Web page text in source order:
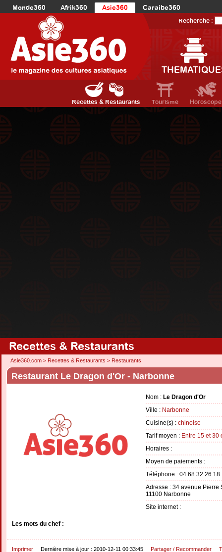
Monde360 Afrik360 Asie360
Caraibe360
Europe360
AmériqueDuNord360
Océanie360
Recherche :
Recettes & Restaurants Tourisme Horoscope
Recettes & Restaurants
Asie360.com > Recettes & Restaurants > Restaurants
Restaurant Le Dragon d'Or - Narbonne
Nom : Le Dragon d'Or
Ville : Narbonne
Cuisine(s) : chinoise
Tarif moyen : Entre 15 et 30
Horaires :
Moyen de paiements :
Téléphone : 04 68 32 26 18
Adresse : 34 avenue Pierre
11100 Narbonne
Site internet :
Les mots du chef :
Imprimer Dernière mise à jour : 2010-12-11 00:33:45 Partager / Recommander